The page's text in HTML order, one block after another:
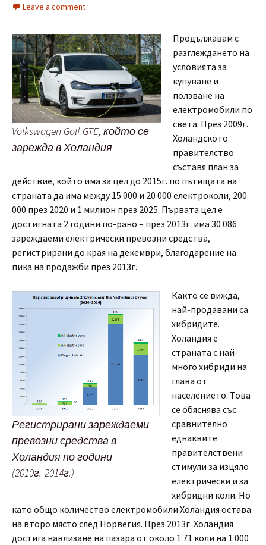
Leave a comment
Volkswagen Golf GTE, който се
зарежда в Холандия
Продължавам с
разглеждането на
условията за
купуване и
ползване на
електромобили по
света. През 2009г.
Холандското
правителство
съставя план за
действие, който има за цел до 2015г. по пътищата на
страната да има между 15 000 и 20 000 електроколи, 200
000 през 2020 и 1 милион през 2025. Първата цел е
достигната 2 години по-рано – през 2013г. има 30 086
зареждаеми електрически превозни средства,
регистрирани до края на декември, благодарение на
пика на продажби през 2013г.
Регистрирани зареждаеми
превозни средства в
Холандия по години
(2010г.-2014г.)
Както се вижда,
най-продавани са
хибридите.
Холандия е
страната с най-
много хибриди на
глава от
населението. Това
се обяснява със
сравнително
еднаквите
правителствени
стимули за изцяло
електрически и за
хибридни коли. Но
като общо количество електромобили Холандия остава
на второ място след Норвегия. През 2013г. Холандия
достига навлизане на пазара от около 1.71 коли на 1 000